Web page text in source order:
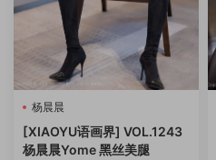
杨晨晨
[XIAOYU语画界] VOL.1243
杨晨晨Yome 黑丝美腿